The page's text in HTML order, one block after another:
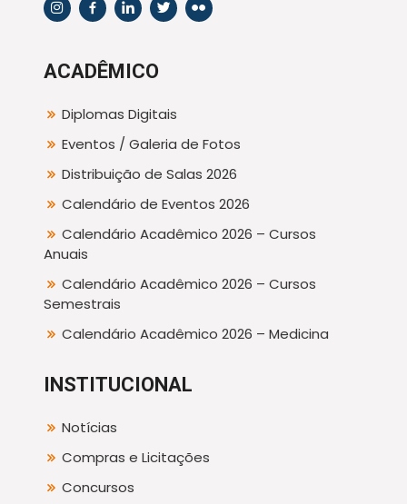
ACADÊMICO
Diplomas Digitais
Eventos / Galeria de Fotos
Distribuição de Salas 2026
Calendário de Eventos 2026
Calendário Acadêmico 2026 – Cursos
Anuais
Calendário Acadêmico 2026 – Cursos
Semestrais
Calendário Acadêmico 2026 – Medicina
INSTITUCIONAL
Notícias
Compras e Licitações
Concursos